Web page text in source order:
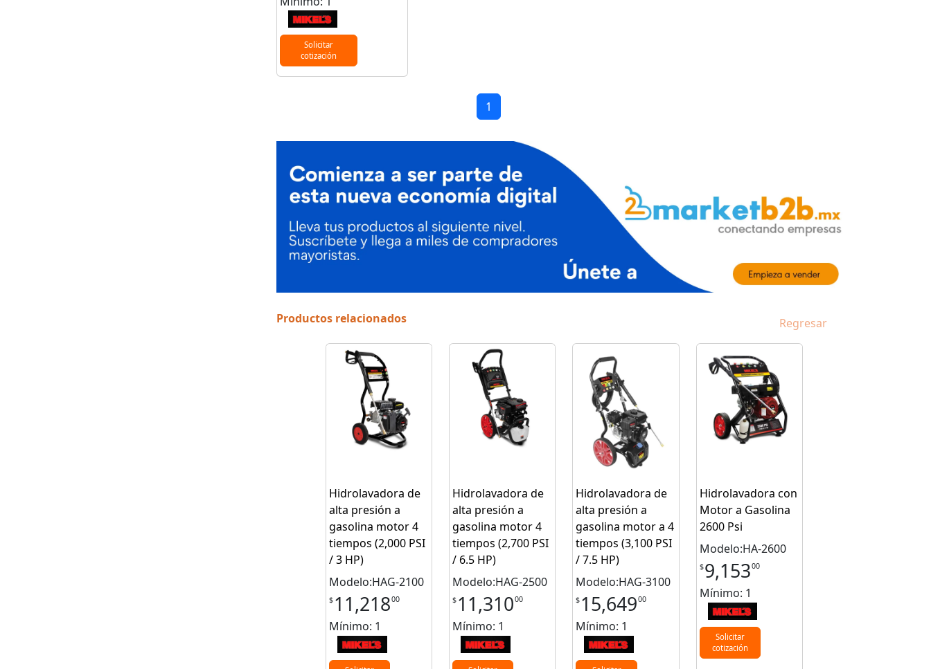
Solicitar
cotización
1
Productos relacionados Regresar
Hidrolavadora de
alta presión a
gasolina motor 4
tiempos (2,000 PSI
/ 3 HP)
Modelo:HAG-2100
$ 11,21800
Mínimo: 1
Hidrolavadora de
alta presión a
gasolina motor 4
tiempos (2,700 PSI
/ 6.5 HP)
Modelo:HAG-2500
$ 11,31000
Mínimo: 1
Hidrolavadora de
alta presión a
gasolina motor a 4
tiempos (3,100 PSI
/ 7.5 HP)
Modelo:HAG-3100
$ 15,64900
Mínimo: 1
Hidrolavadora con
Motor a Gasolina
2600 Psi
Modelo:HA-2600
$9,15300
Mínimo: 1
Solicitar
cotización